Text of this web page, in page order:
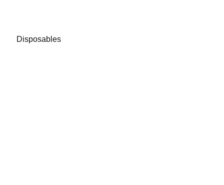
Disposables